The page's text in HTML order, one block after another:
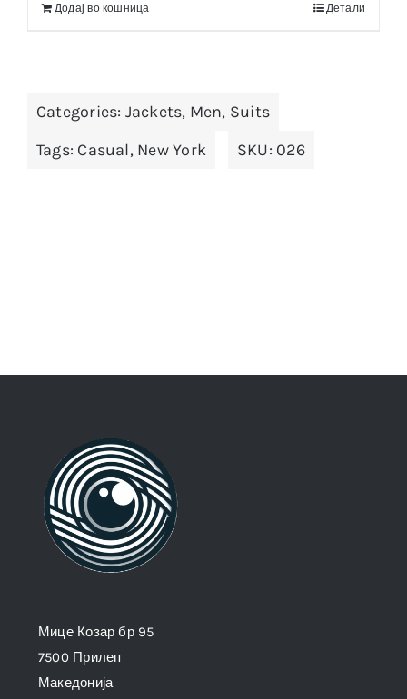
Додај во кошница Детали
Categories: Jackets, Men, Suits
Tags: Casual, New York SKU: 026
Мице Козар бр 95
7500 Прилеп
Македонија